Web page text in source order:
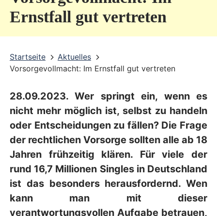
Ernstfall gut vertreten
Startseite
Aktuelles
Vorsorgevollmacht: Im Ernstfall gut vertreten
28.09.2023. Wer springt ein, wenn es
nicht mehr möglich ist, selbst zu handeln
oder Entscheidungen zu fällen? Die Frage
der rechtlichen Vorsorge sollten alle ab 18
Jahren frühzeitig klären. Für viele der
rund 16,7 Millionen Singles in Deutschland
ist das besonders herausfordernd. Wen
kann man mit dieser
verantwortungsvollen Aufgabe betrauen,